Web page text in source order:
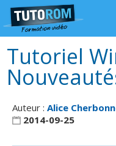
Tutoriel
Auteur : Alice
2014-09-25